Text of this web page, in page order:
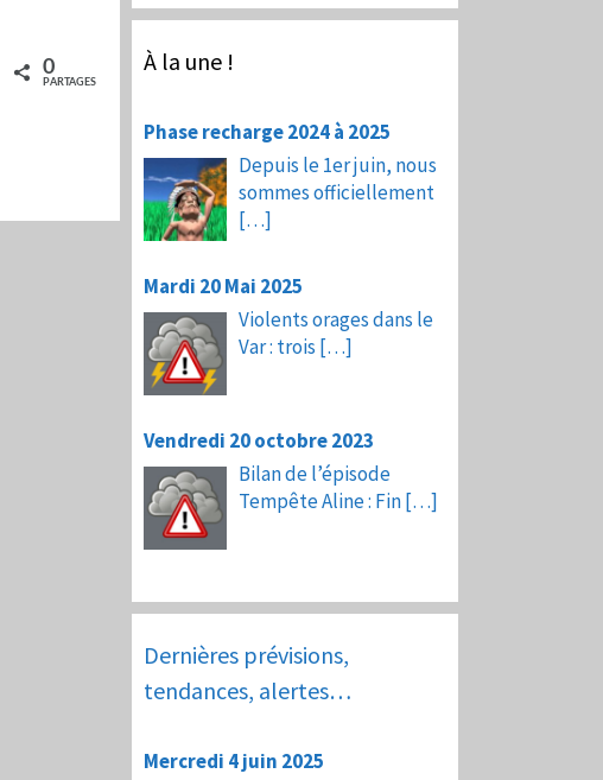
0
PARTAGES
À la une !
Phase recharge 2024 à 2025
Depuis le 1er juin, nous
sommes officiellement
[…]
Mardi 20 Mai 2025
Violents orages dans le
Var : trois […]
Vendredi 20 octobre 2023
Bilan de l’épisode
Tempête Aline : Fin[…]
Dernières prévisions,
tendances, alertes…
Mercredi 4 juin 2025